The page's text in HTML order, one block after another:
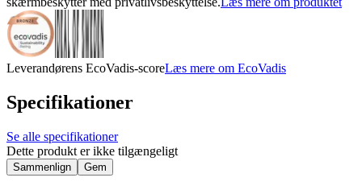
Leverandørens EcoVadis-scoreLæs mere om EcoVadis
Specifikationer
Se alle specifikationer
Dette produkt er ikke tilgængeligt
Sammenlign Gem